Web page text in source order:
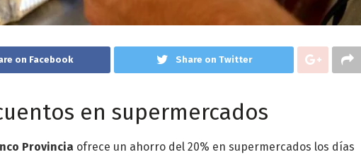
on Facebook Share on Twitter
en supermercados
Provincia ofrece un ahorro del 20% en supermercados los días